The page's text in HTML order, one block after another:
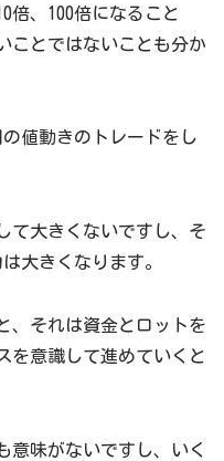
倍、100倍になること
ことではないことも分か
値動きのトレードをし
て大きくないですし、そ
大きくなります。
、それは資金とロットを
を意識して進めていくと
意味がないですし、いく